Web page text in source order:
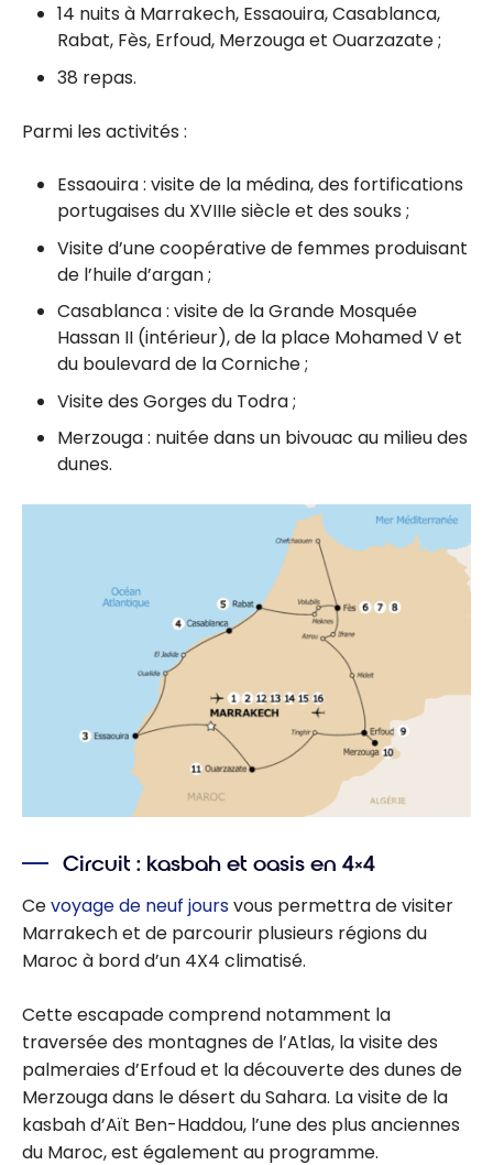
14 nuits à Marrakech, Essaouira,Casablanca,
Rabat, Fès, Erfoud, Merzouga et Ouarzazate ;
38 repas.
Parmi les activités :
Essaouira : visite de la médina, des fortifications
portugaises du XVIIIe siècle et des souks ;
Visite d’une coopérative de femmes produisant
de l’huile d’argan ;
Casablanca : visite de la Grande Mosquée
Hassan II (intérieur), de la place Mohamed V et
du boulevard de la Corniche ;
Visite des Gorges du Todra ;
Merzouga : nuitée dans un bivouac au milieu des
dunes.
Circuit : kasbah et oasis en 4×4
Cevoyage de neuf joursvous permettra de visiter
Marrakech et de parcourir plusieurs régions du
Maroc à bord d’un 4X4 climatisé.
Cette escapade comprend notamment la
traversée des montagnes de l’Atlas, la visite des
palmeraies d’Erfoud et la découverte des dunes de
Merzouga dans le désert du Sahara. La visite de la
kasbah d’Aït Ben-Haddou, l’une des plus anciennes
du Maroc, est également au programme.